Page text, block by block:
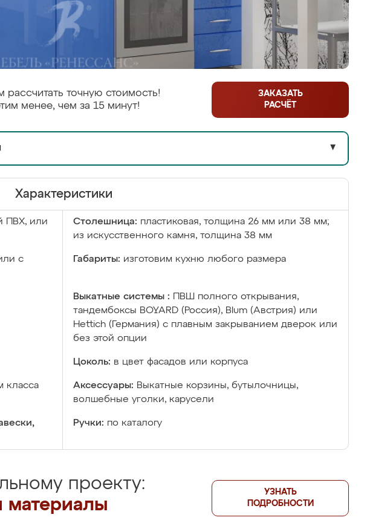
точную стоимость!
менее, чем за 15 минут!
ЗАКАЗАТЬ
РАСЧЁТ
▼
Характеристики
ПВХ, или
Столешница: пластиковая, толщина 26 мм или 38 мм;
из искусственного камня, толщина 38 мм
с
Габариты: изготовим кухню любого размера
Выкатные системы :
ПВШ полного открывания,
тандембоксы BOYARD (Россия), Blum (Австрия) или
Hettich (Германия) с плавным закрыванием дверок или
без этой опции
Цоколь: в цвет фасадов или корпуса
класса
Аксессуары: Выкатные корзины, бутылочницы,
волшебные уголки, карусели
Ручки: по каталогу
проекту:
материалы
УЗНАТЬ
ПОДРОБНОСТИ